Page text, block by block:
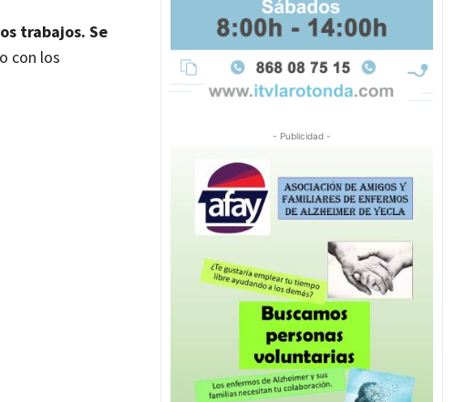
trabajos. Se
con los
- Publicidad -